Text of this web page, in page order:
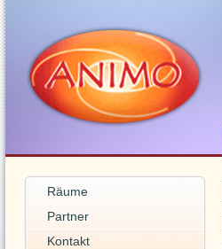
Räume
Partner
Kontakt